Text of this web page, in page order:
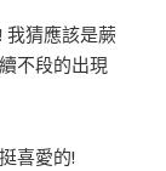
我猜應該是蕨
不段的出現
喜愛的!